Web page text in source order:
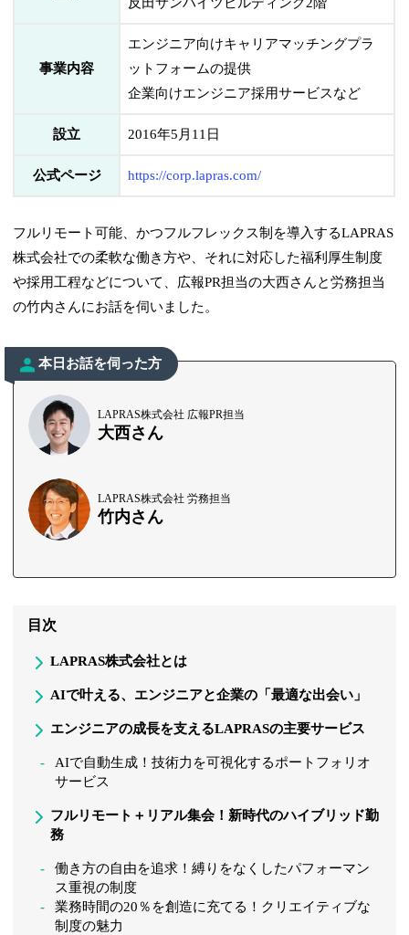
反田サンハイツビルディング2階
事業内容
エンジニア向けキャリアマッチングプラ
ットフォームの提供
企業向けエンジニア採用サービスなど
設立 2016年5月11日
公式ページ https://corp.lapras.com/
フルリモート可能、かつフルフレックス制を導入するLAPRAS
株式会社での柔軟な働き方や、それに対応した福利厚生制度
や採用工程などについて、広報PR担当の大西さんと労務担当
の竹内さんにお話を伺いました。
本日お話を伺った方
LAPRAS株式会社 広報PR担当
大西さん
LAPRAS株式会社 労務担当
竹内さん
目次
LAPRAS株式会社とは
AIで叶える、エンジニアと企業の「最適な出会い」
エンジニアの成長を支えるLAPRASの主要サービス
AIで自動生成！技術力を可視化するポートフォリオ
サービス
フルリモート＋リアル集会！新時代のハイブリッド勤
務
働き方の自由を追求！縛りをなくしたパフォーマン
ス重視の制度
業務時間の20％を創造に充てる！クリエイティブな
制度の魅力